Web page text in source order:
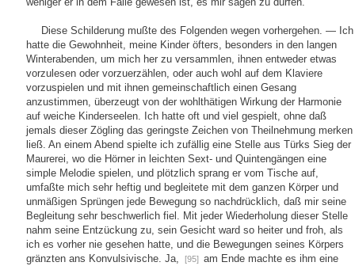
Diese Schilderung mußte des Folgenden wegen vorhergehen. — Ich
hatte die Gewohnheit, meine Kinder öfters, besonders in den langen
Winterabenden, um mich her zu versammlen, ihnen entweder etwas
vorzulesen oder vorzuerzählen, oder auch wohl auf dem Klaviere
vorzuspielen und mit ihnen gemeinschaftlich einen Gesang
anzustimmen, überzeugt von der wohlthätigen Wirkung der Harmonie
auf weiche Kinderseelen. Ich hatte oft und viel gespielt, ohne daß
jemals dieser Zögling das geringste Zeichen von Theilnehmung merken
ließ. An einem Abend spielte ich zufällig eine Stelle aus Türks Sieg der
Maurerei, wo die Hörner in leichten Sext- und Quintengängen eine
simple Melodie spielen, und plötzlich sprang er vom Tische auf,
umfaßte mich sehr heftig und begleitete mit dem ganzen Körper und
unmäßigen Sprüngen jede Bewegung so nachdrücklich, daß mir seine
Begleitung sehr beschwerlich fiel. Mit jeder Wiederholung dieser Stelle
nahm seine Entzückung zu, sein Gesicht ward so heiter und froh, als
ich es vorher nie gesehen hatte, und die Bewegungen seines Körpers
gränzten ans Konvulsivische. Ja,
[95] am Ende machte es ihm eine